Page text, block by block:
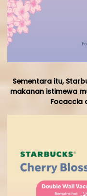
Sementara itu,
makanan istimewa
Focaccia